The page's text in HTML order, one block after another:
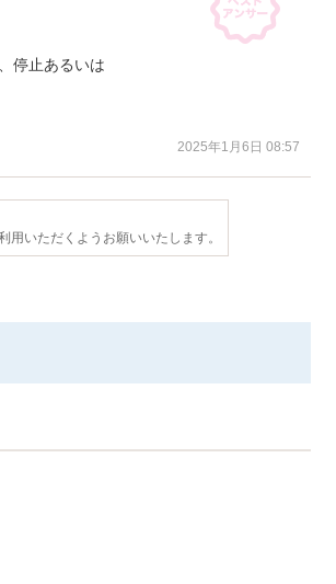
停止あるいは
2025年1月6日 08:57
用いただくようお願いいたします。